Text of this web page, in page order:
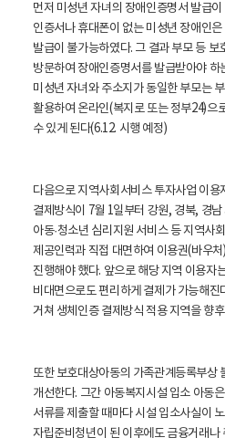
먼저 미성년 자녀의 장애인증명서 발급
인증서나 휴대폰이 없는 미성년 장애인
발급이 불가능하였다. 그 결과 부모 등
방문하여 장애인증명서를 발급받아야
미성년 자녀와 주소지가 동일한 부모는
활용하여 온라인(복지로 또는 정부24)으
수 있게 된다(6.12. 시행 예정)
다음으로 지역사회서비스 투자사업 이용
결제방식이 7월 1일부터 강원, 경북, 경
아동·청소년 심리지원 서비스 등 지역사
제공인력과 직접 대면하여 이용권(바우
진행해야 했다. 앞으로 해당 지역 이용자
비대면으로도 편리하게 결제가 가능해진
거쳐 생체인증 결제방식 적용 지역을 향
또한 보호대상아동의 가족관계등록부상
개선한다. 그간 아동복지시설 입소 아동
서류를 제출할 때마다 시설 입소사실이
자립준비청년이 된 이후에도 금융거래나